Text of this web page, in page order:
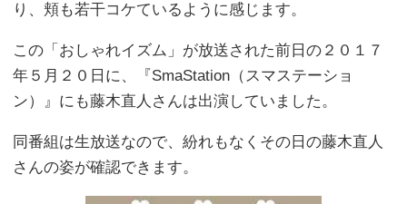
り、頬も若干コケているように感じます。
この「おしゃれイズム」が放送された前日の２０１７
年５月２０日に、『SmaStation（スマステーショ
ン）』にも藤木直人さんは出演していました。
同番組は生放送なので、紛れもなくその日の藤木直人
さんの姿が確認できます。